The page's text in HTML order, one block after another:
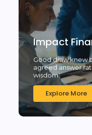
Impact
Good draw knew
agreed answer
wisdom.
Explore More